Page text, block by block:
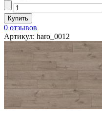
0 отзывов
Артикул: haro_0012